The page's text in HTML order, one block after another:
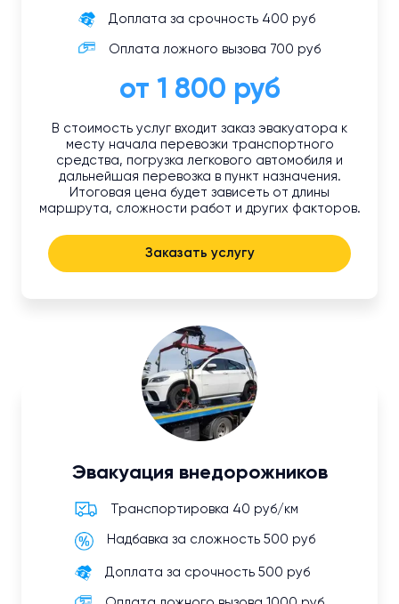
Доплата за срочность 400 руб
Оплата ложного вызова 700 руб
от 1 800 руб
В стоимость услуг входит заказ эвакуатора к
месту начала перевозки транспортного
средства, погрузка легкового автомобиля и
дальнейшая перевозка в пункт назначения.
Итоговая цена будет зависеть от длины
маршрута, сложности работ и других факторов.
Заказать услугу
Эвакуация внедорожников
Транспортировка 40 руб/км
Надбавка за сложность 500 руб
Доплата за срочность 500 руб